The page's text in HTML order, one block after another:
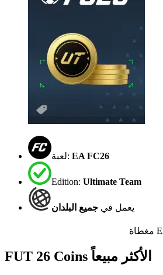
لعبة: EA FC26
Edition: Ultimate Team
يعمل في جميع البلدان
FUT 26 Coins الأكثر مبيعاً